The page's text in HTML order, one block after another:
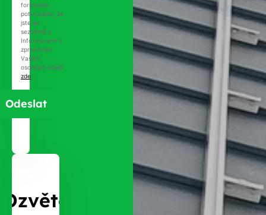
Ozvěte
formuláře
potvrzujete, že
jste se
seznámili s
Informacemi o
zpracování
Vašich
osobních údajů
zde